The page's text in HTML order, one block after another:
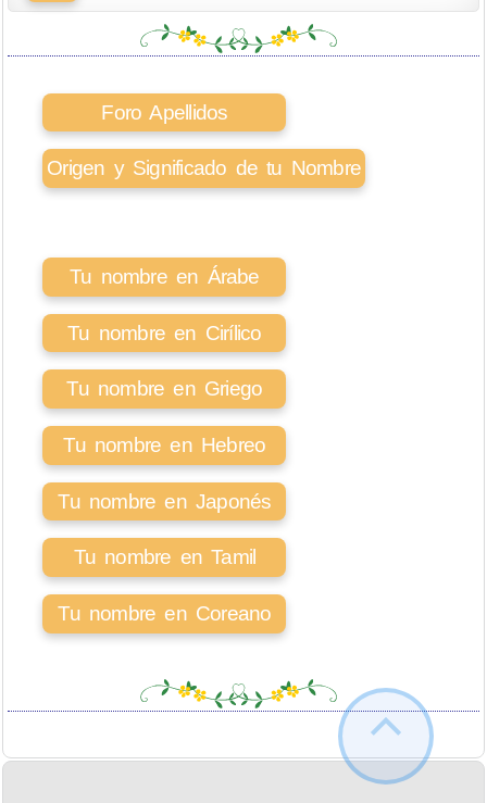
Foro Apellidos
Origen y Significado de tu Nombre
Tu nombre en Árabe
Tu nombre en Cirílico
Tu nombre en Griego
Tu nombre en Hebreo
Tu nombre en Japonés
Tu nombre en Tamil
Tu nombre en Coreano